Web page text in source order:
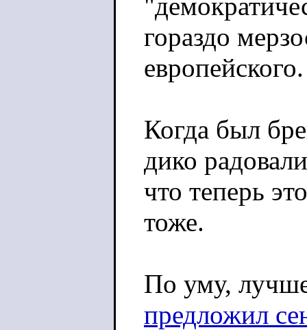
гораздо
европейского.
Когда был
дико
что теперь
тоже.
По уму,
предложил